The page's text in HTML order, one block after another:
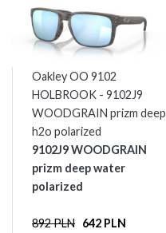
Oakley OO 9102
HOLBROOK - 9102J9
WOODGRAIN prizm deep
h2o polarized
9102J9 WOODGRAIN
prizm deep water
polarized
892 PLN 642 PLN